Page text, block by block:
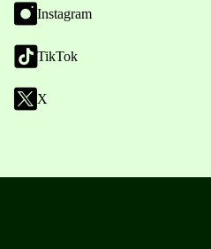
Instagram
TikTok
X